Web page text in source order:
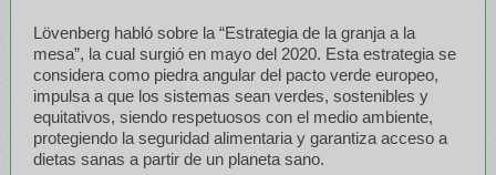
Lövenberg habló sobre la “Estrategia de la granja a la
mesa”, la cual surgió en mayo del 2020. Esta estrategia se
considera como piedra angular del pacto verde europeo,
impulsa a que los sistemas sean verdes, sostenibles y
equitativos, siendo respetuosos con el medio ambiente,
protegiendo la seguridad alimentaria y garantiza acceso a
dietas sanas a partir de un planeta sano.